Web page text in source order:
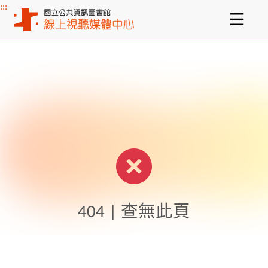
主要內容區塊
:::
404 | 查無此頁